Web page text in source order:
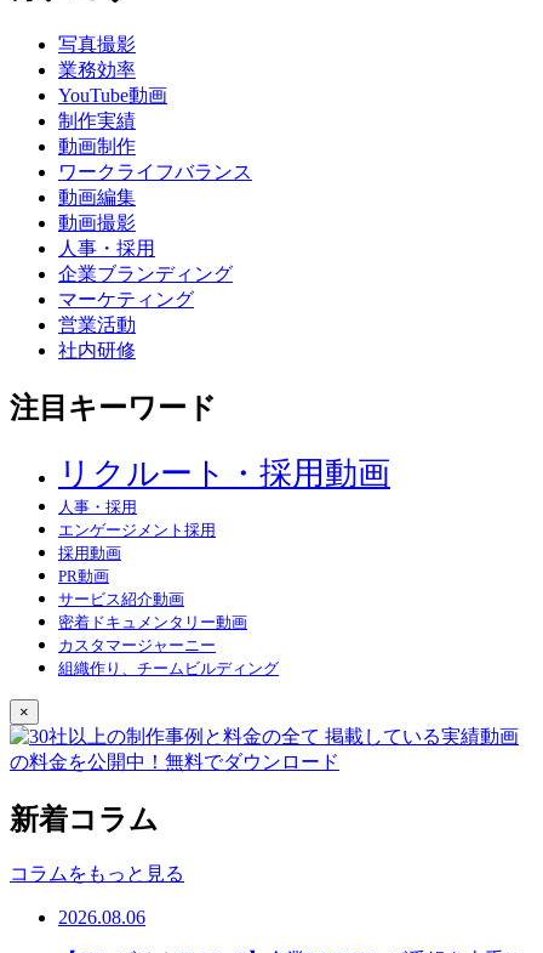
写真撮影
業務効率
YouTube動画
制作実績
動画制作
ワークライフバランス
動画編集
動画撮影
人事・採用
企業ブランディング
マーケティング
営業活動
社内研修
注目キーワード
リクルート・採用動画
人事・採用
エンゲージメント採用
採用動画
PR動画
サービス紹介動画
密着ドキュメンタリー動画
カスタマージャーニー
組織作り、チームビルディング
×
新着コラム
コラムをもっと見る
2026.08.06